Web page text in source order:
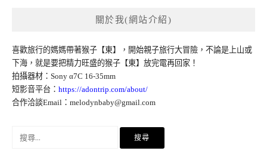
關於我(網站介紹)
喜歡旅行的媽媽帶著猴子【東】，開始親子旅行大冒險，不論是上山或
下海，就是要把精力旺盛的猴子【東】放完電再回家！
拍攝器材：Sony α7C 16-35mm
短影音平台： https://adontrip.com/about/
合作洽談Email： melodynbaby@gmail.com